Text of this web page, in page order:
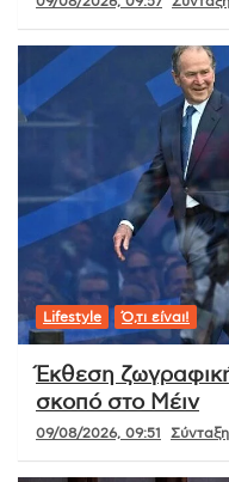
Lifestyle Ό,τι είναι!
Έκθεση
σκοπό στο Μέιν
09/08/2026, 09:51